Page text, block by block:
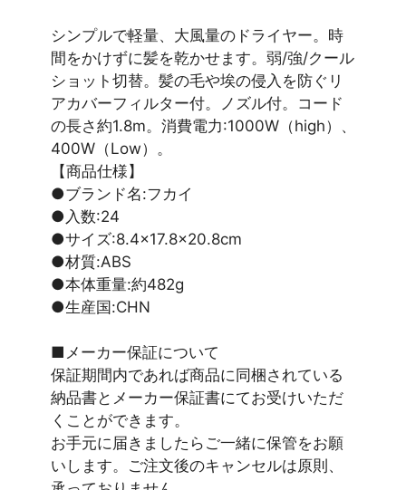
シンプルで軽量、大風量のドライヤー。時
間をかけずに髪を乾かせます。弱/強/クール
ショット切替。髪の毛や埃の侵入を防ぐリ
アカバーフィルター付。ノズル付。コード
の長さ約1.8m。消費電力:1000W（high）、
400W（Low）。
【商品仕様】
●ブランド名:フカイ
●入数:24
●サイズ:8.4×17.8×20.8cm
●材質:ABS
●本体重量:約482g
●生産国:CHN
■メーカー保証について
保証期間内であれば商品に同梱されている
納品書とメーカー保証書にてお受けいただ
くことができます。
お手元に届きましたらご一緒に保管をお願
いします。ご注文後のキャンセルは原則、